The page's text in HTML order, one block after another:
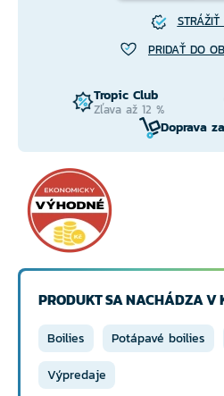
STRÁŽIŤ
PRIDAŤ DO
Tropic Club
Zľava až 12 %
Doprava
PRODUKT SA NACHÁDZA V
Boilies Potápavé boilies
Výpredaje